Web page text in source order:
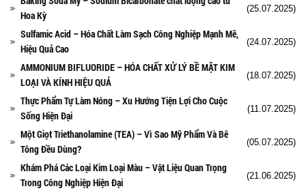
Hoa Kỳ
(25.07.2025)
Sulfamic Acid – Hóa Chất Làm Sạch Công Nghiệp Mạnh Mẽ,
Hiệu Quả Cao
(24.07.2025)
AMMONIUM BIFLUORIDE – HÓA CHẤT XỬ LÝ BỀ MẶT KIM
LOẠI VÀ KÍNH HIỆU QUẢ
(18.07.2025)
Thực Phẩm Tự Làm Nóng – Xu Hướng Tiện Lợi Cho Cuộc
Sống Hiện Đại
(11.07.2025)
Một Giọt Triethanolamine (TEA) – Vì Sao Mỹ Phẩm Và Bê
Tông Đều Dùng?
(05.07.2025)
Khám Phá Các Loại Kim Loại Màu – Vật Liệu Quan Trọng
Trong Công Nghiệp Hiện Đại
(21.06.2025)